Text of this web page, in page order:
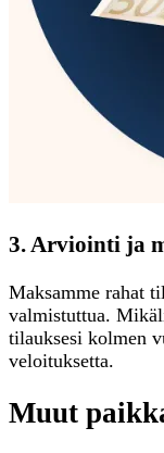
3. Arviointi ja
Maksamme rahat
valmistuttua.
tilauksesi kolmen
veloituksetta.
Muut